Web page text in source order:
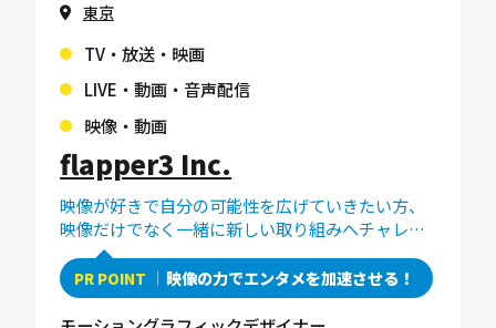
東京
TV・放送・映画
LIVE・動画・音声配信
映像・動画
flapper3 Inc.
映像が好きで自分の可能性を広げていきたい方、
映像だけでなく一緒に新しい取り組みへチャレン
ジしてくれる方のエントリーをお待ちしていま
す。PR POINT 映像の力でエンタメを加速させる！